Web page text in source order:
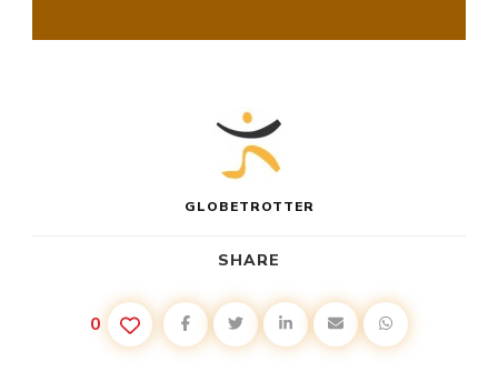
IN
GLOBETROTTER
SHARE
0